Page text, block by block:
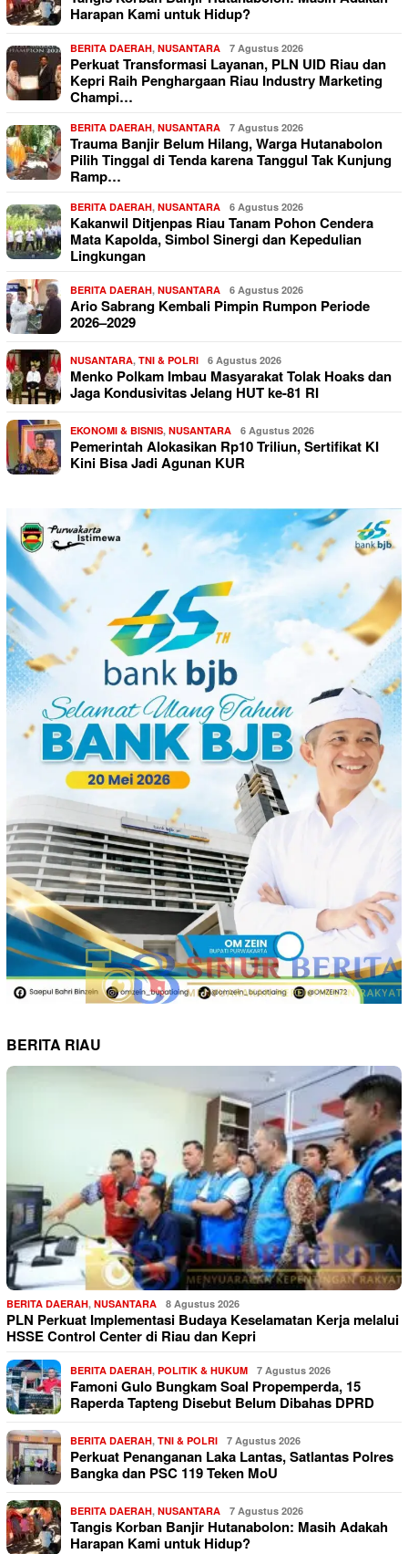
Harapan Kami untuk Hidup?
BERITA DAERAH, NUSANTARA 7 Agustus 2026
Perkuat Transformasi Layanan, PLN UID Riau dan
Kepri Raih Penghargaan Riau Industry Marketing
Champi…
BERITA DAERAH, NUSANTARA 7 Agustus 2026
Trauma Banjir Belum Hilang, Warga Hutanabolon
Pilih Tinggal di Tenda karena Tanggul Tak Kunjung
Ramp…
BERITA DAERAH, NUSANTARA 6 Agustus 2026
Kakanwil Ditjenpas Riau Tanam Pohon Cendera
Mata Kapolda, Simbol Sinergi dan Kepedulian
Lingkungan
BERITA DAERAH, NUSANTARA 6 Agustus 2026
Ario Sabrang Kembali Pimpin Rumpon Periode
2026–2029
NUSANTARA, TNI & POLRI 6 Agustus 2026
Menko Polkam Imbau Masyarakat Tolak Hoaks dan
Jaga Kondusivitas Jelang HUT ke-81 RI
EKONOMI & BISNIS, NUSANTARA 6 Agustus 2026
Pemerintah Alokasikan Rp10 Triliun, Sertifikat KI
Kini Bisa Jadi Agunan KUR
BERITA RIAU
BERITA DAERAH, NUSANTARA 8 Agustus 2026
PLN Perkuat Implementasi Budaya Keselamatan Kerja melalui
HSSE Control Center di Riau dan Kepri
BERITA DAERAH, POLITIK & HUKUM 7 Agustus 2026
Famoni Gulo Bungkam Soal Propemperda, 15
Raperda Tapteng Disebut Belum Dibahas DPRD
BERITA DAERAH, TNI & POLRI 7 Agustus 2026
Perkuat Penanganan Laka Lantas, Satlantas Polres
Bangka dan PSC 119 Teken MoU
BERITA DAERAH, NUSANTARA 7 Agustus 2026
Tangis Korban Banjir Hutanabolon: Masih Adakah
Harapan Kami untuk Hidup?